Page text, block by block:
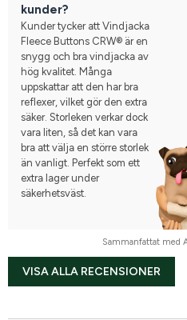
kunder?
Kunder tycker att Vindjacka
Fleece Buttons CRW® är en
snygg och bra vindjacka av
hög kvalitet. Många
uppskattar att den har bra
reflexer, vilket gör den extra
säker. Storleken verkar dock
vara liten, så det kan vara
bra att välja en större storlek
än vanligt. Perfekt som ett
extra lager under
säkerhetsväst.
Sammanfattat med
VISA ALLA RECENSIONER